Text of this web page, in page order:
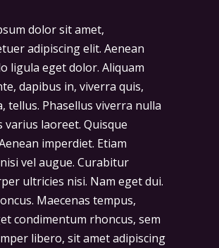
dolor sit amet,
adipiscing elit. Aenean
ligula eget dolor. Aliquam
dapibus in, viverra quis,
tellus. Phasellus viverra nulla
varius laoreet. Quisque
imperdiet. Etiam
vel augue. Curabitur
ultricies nisi. Nam eget dui.
Maecenas tempus,
condimentum rhoncus, sem
libero, sit amet adipiscing